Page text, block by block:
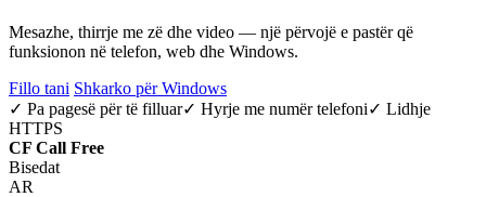
Mesazhe, thirrje me zë dhe video — një përvojë e pastër që
funksionon në telefon, web dhe Windows.
Fillo tani Shkarko për Windows
✓ Pa pagesë për të filluar✓ Hyrje me numër telefoni✓ Lidhje
HTTPS
CF Call Free
Bisedat
AR